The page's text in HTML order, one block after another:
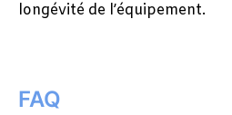
longévité de l’équipement.
FAQ